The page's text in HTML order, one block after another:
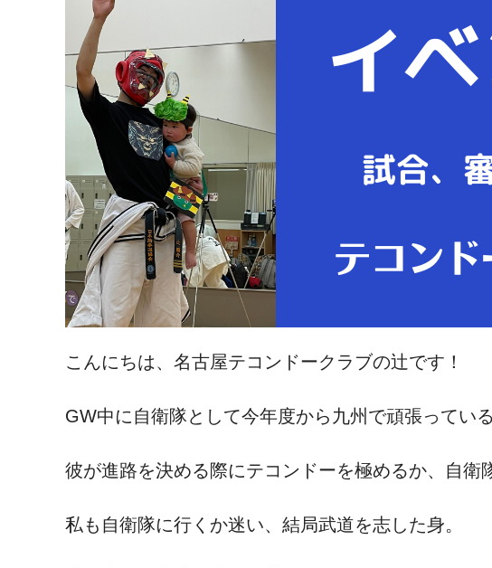
こんにちは、名古屋テコンドークラブの辻です！
GW中に自衛隊として今年度から九州で頑張ってい
彼が進路を決める際にテコンドーを極めるか、自衛
私も自衛隊に行くか迷い、結局武道を志した身。